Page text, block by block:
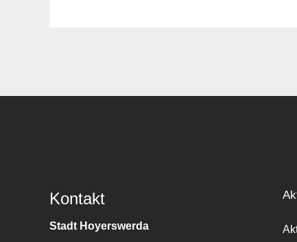
Kontakt
Stadt Hoyerswerda